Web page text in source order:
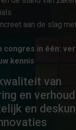
aan de slag
congres in één:
kennis
van
en
en